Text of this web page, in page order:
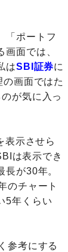
「ポートフ
面では、
はSBI証券に
画面ではた
が気に入っ
表示させら
は表示でき
が30年。
のチャート
5年くらい
参考にする